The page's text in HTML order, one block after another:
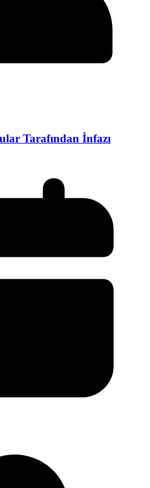
Tarafından İnfazı